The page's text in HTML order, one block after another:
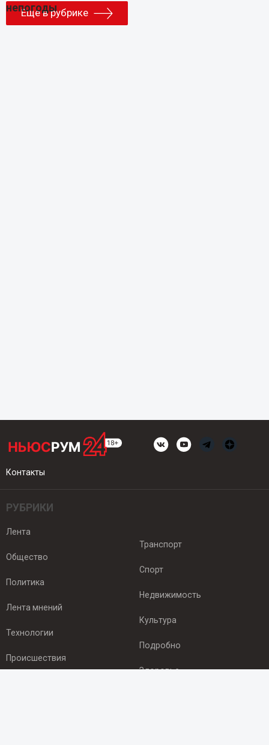
Еще в рубрике
Контакты
РУБРИКИ
Лента
Общество
Политика
Лента мнений
Технологии
Происшествия
Транспорт
Спорт
Недвижимость
Культура
Подробно
Здоровье